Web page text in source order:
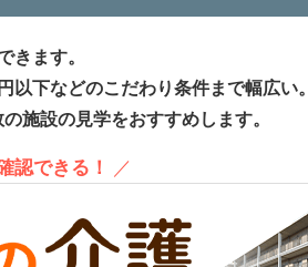
きます。
下などのこだわり条件まで幅広い。
施設の見学をおすすめします。
認できる！ ／